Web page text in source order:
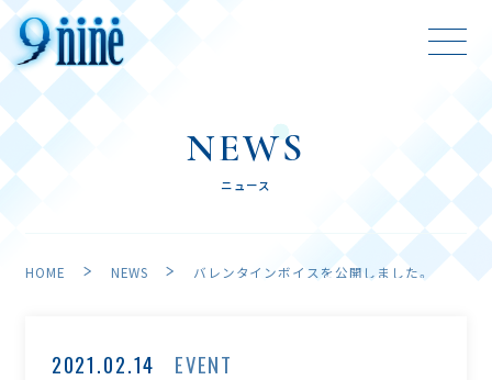
NEWS
ニュース
HOME NEWS バレンタインボイスを公開しました。
2021.02.14
EVENT